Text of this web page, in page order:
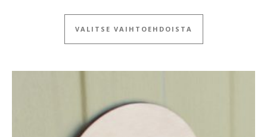
VALITSE VAIHTOEHDOISTA
Tällä tuotteella